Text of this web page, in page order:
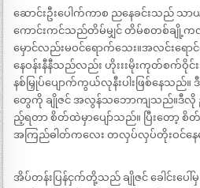
ဆောင်းဦးပေါက်ကာစ ညနေခင်းသည်
ကောင်းကင်သည်တိမ်မျှင် တိမ်စတစ်ချို့ကလွဲ
မှောင်လည်းမဝင်ရောက်သေး။အလင်းရေ
နေဝန်းနီနီသည်လည်း ဟိုးးးမိုးကုတ်စက်ဝို
နစ်မြှုပ်ပျောက်ကွယ်လုနီးပါးဖြစ်နေသည်။
တွေကို ချိုဇင် အလွန်သဘောကျသည်။ဒီလို
ည့်ရတာ စိတ်ထဲမှာပျော်သည်။ ပြီးတော့
အကြည်ဓါတ်ကလေး တလှပ်လှပ်တိုးဝင်န
အိပ်တန်းပြန်ငှက်တို့သည် ချိုဇင် ခေါင်းပေါ်မှ